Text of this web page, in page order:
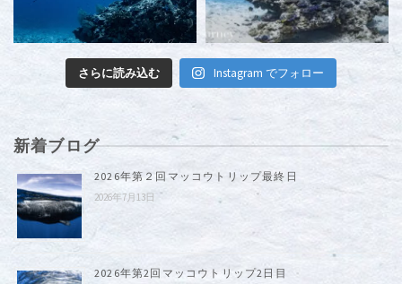
さらに読み込む Instagram でフォロー
新着ブログ
2026年第２回マッコウトリップ最終日
2026年7月13日
2026年第2回マッコウトリップ2日目